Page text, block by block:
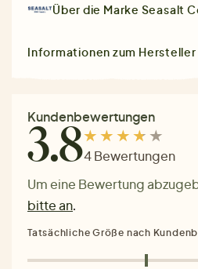
Über die Marke Seasalt
Informationen zum Hersteller
Kundenbewertungen
3.84 Bewertungen
Um eine Bewertung
bitte an.
Tatsächliche Größe nach